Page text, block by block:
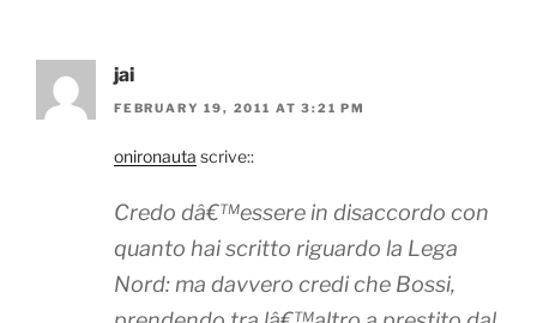
jai
FEBRUARY 19, 2011 AT 3:21 PM
onironauta scrive::
Credo dâ€™essere in disaccordo con
quanto hai scritto riguardo la Lega
Nord: ma davvero credi che Bossi,